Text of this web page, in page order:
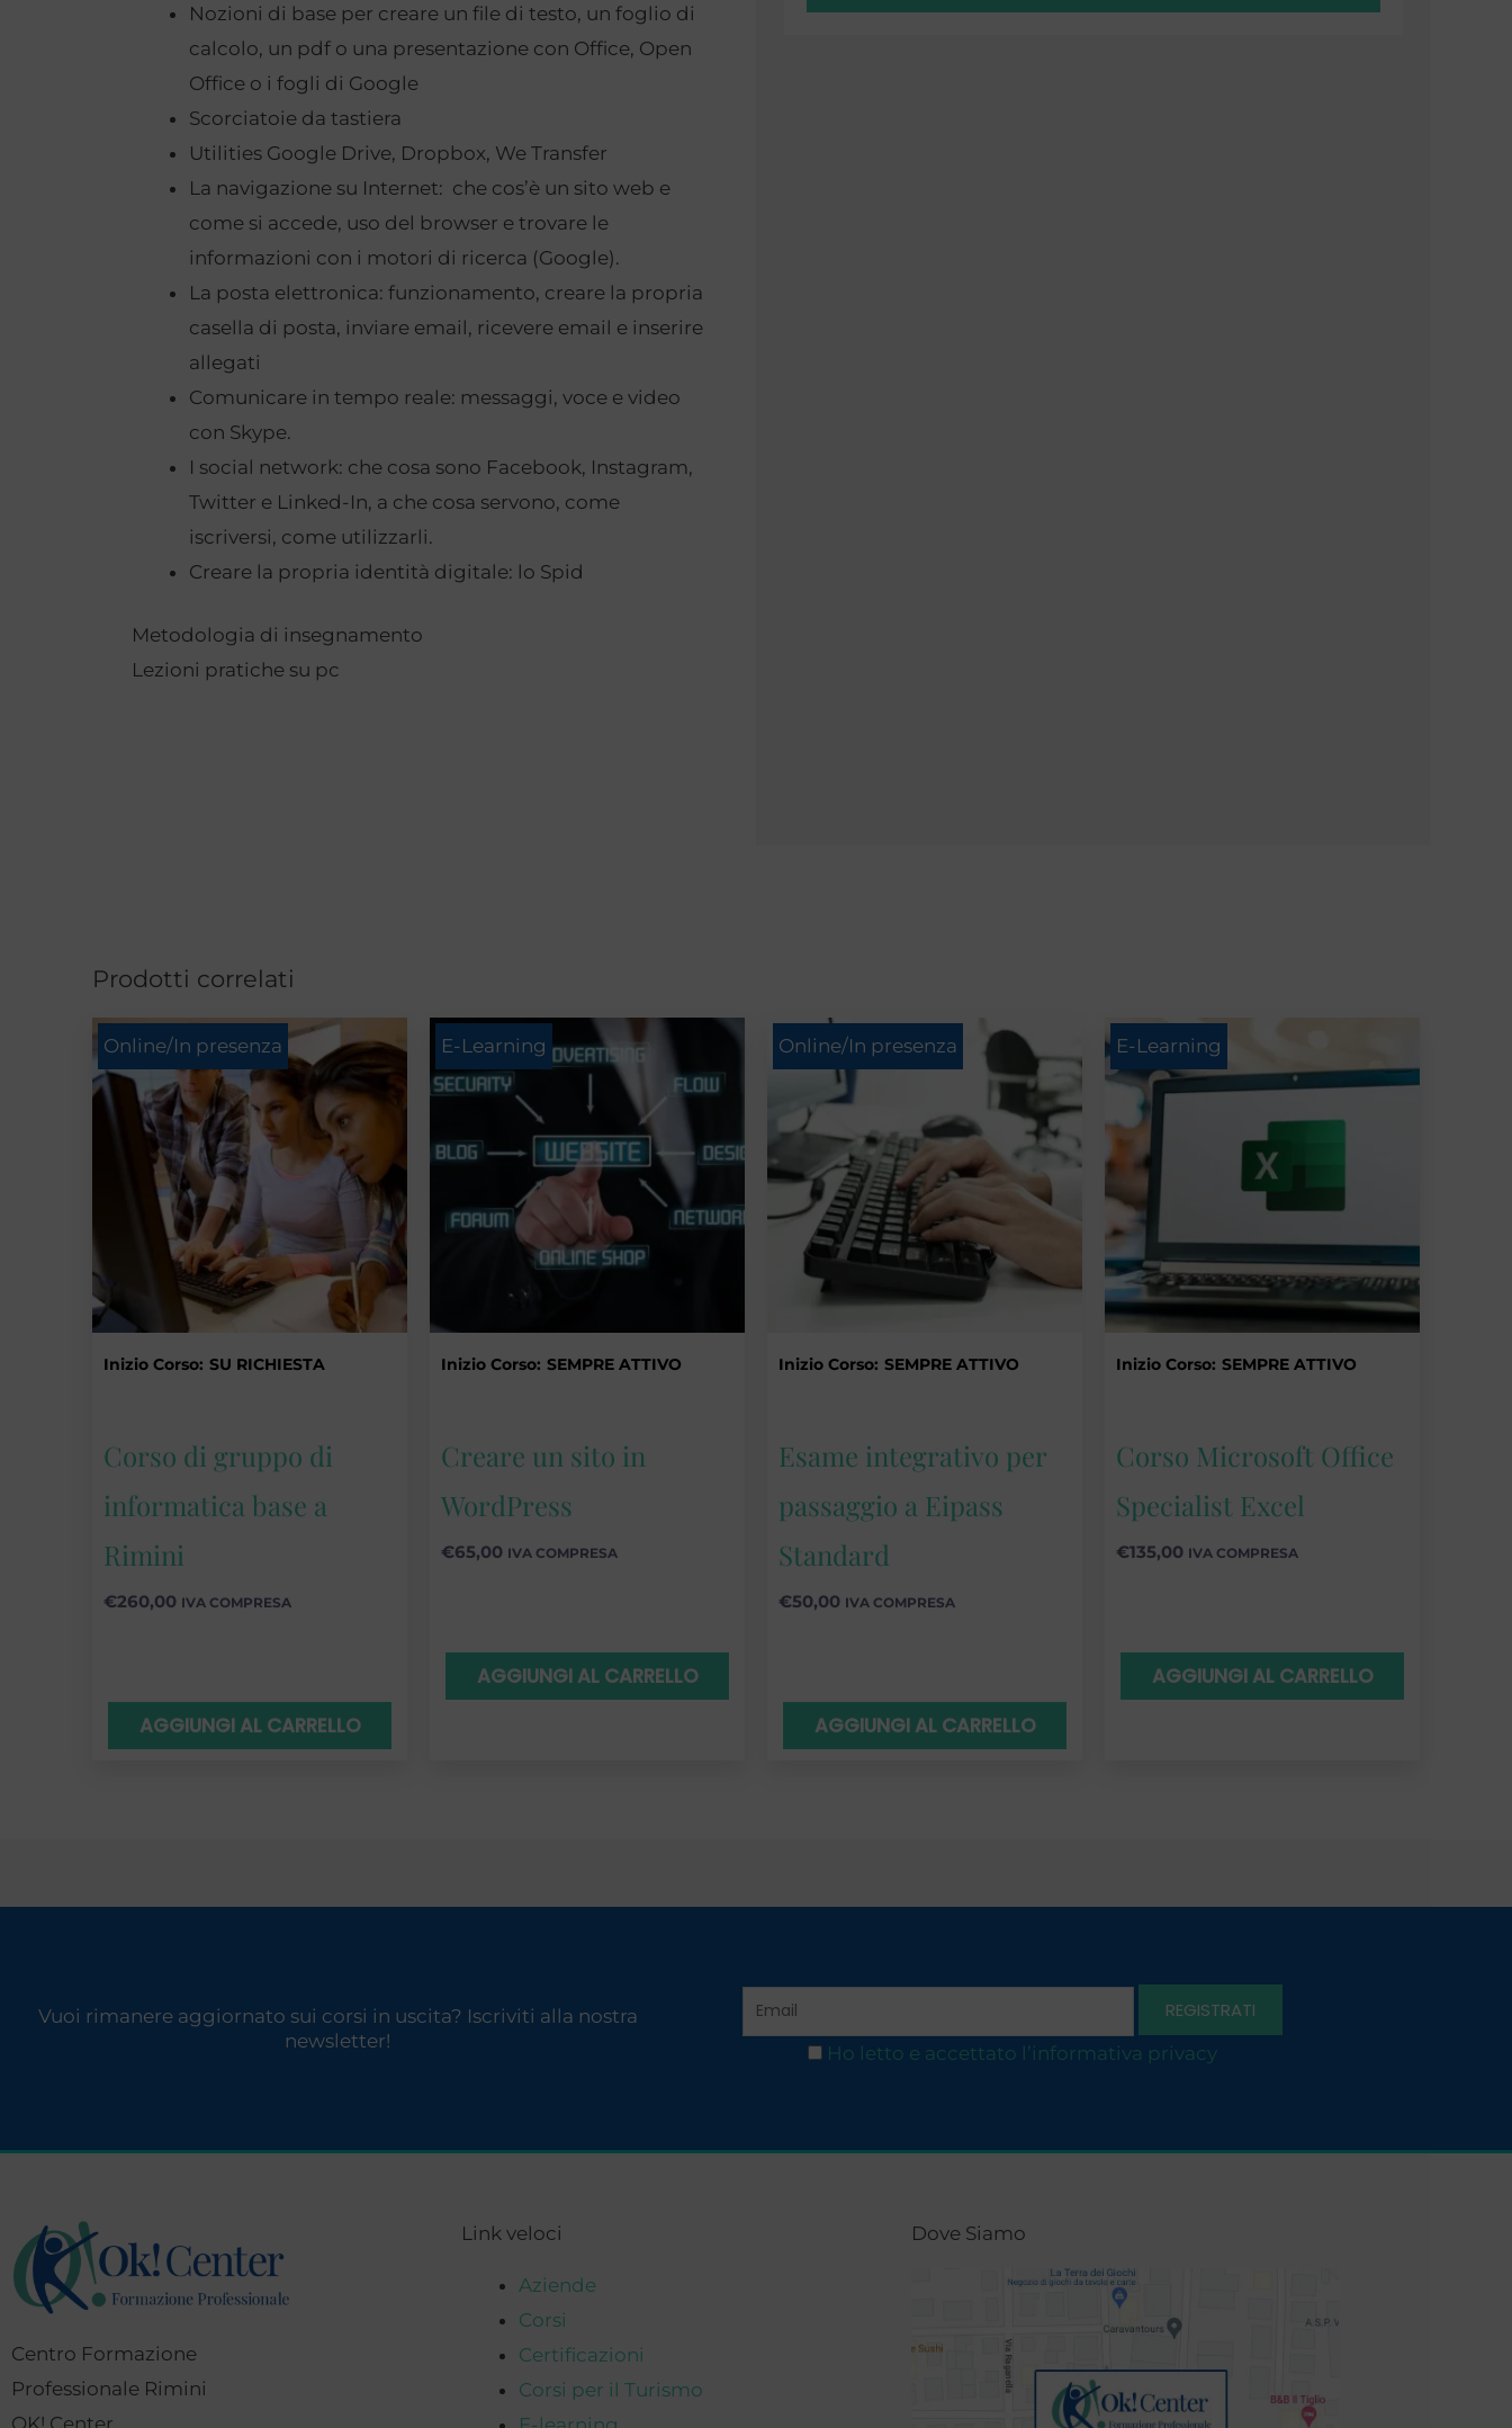
Nozioni di base per creare un file di testo, un foglio di
calcolo, un pdf o una presentazione con Office, Open
Office o i fogli di Google
Scorciatoie da tastiera
Utilities Google Drive, Dropbox, We Transfer
La navigazione su Internet: che cos’è un sito web e
come si accede, uso del browser e trovare le
informazioni con i motori di ricerca (Google).
La posta elettronica: funzionamento, creare la propria
casella di posta, inviare email, ricevere email e inserire
allegati
Comunicare in tempo reale: messaggi, voce e video
con Skype.
I social network: che cosa sono Facebook, Instagram,
Twitter e Linked-In, a che cosa servono, come
iscriversi, come utilizzarli.
Creare la propria identità digitale: lo Spid
Metodologia di insegnamento
Lezioni pratiche su pc
Prodotti correlati
Inizio Corso: SU RICHIESTA
Online/In presenza
Corso di gruppo di
informatica base a
Rimini
€260,00 IVA COMPRESA
AGGIUNGI AL CARRELLO
Inizio Corso: SEMPRE ATTIVO
E-Learning
Creare un sito in
WordPress
€65,00 IVA COMPRESA
AGGIUNGI AL CARRELLO
Inizio Corso: SEMPRE ATTIVO
Online/In presenza
Esame integrativo per
passaggio a Eipass
Standard
€50,00 IVA COMPRESA
AGGIUNGI AL CARRELLO
Inizio Corso: SEMPRE ATTIVO
E-Learning
Corso Microsoft Office
Specialist Excel
€135,00 IVA COMPRESA
AGGIUNGI AL CARRELLO
Vuoi rimanere aggiornato sui corsi in uscita? Iscriviti alla nostra
newsletter!
Ho letto e accettato l’informativa privacy
Centro Formazione
Professionale Rimini
OK! Center
Link veloci
Aziende
Corsi
Certificazioni
Corsi per il Turismo
Dove Siamo